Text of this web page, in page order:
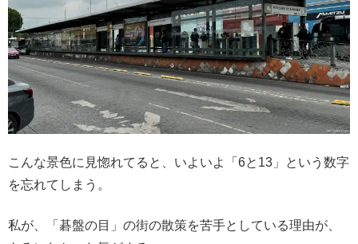
こんな景色に見惚れてると、いよいよ「6と13」という数字
を忘れてしまう。
私が、「碁盤の目」の街の散策を苦手としている理由が、